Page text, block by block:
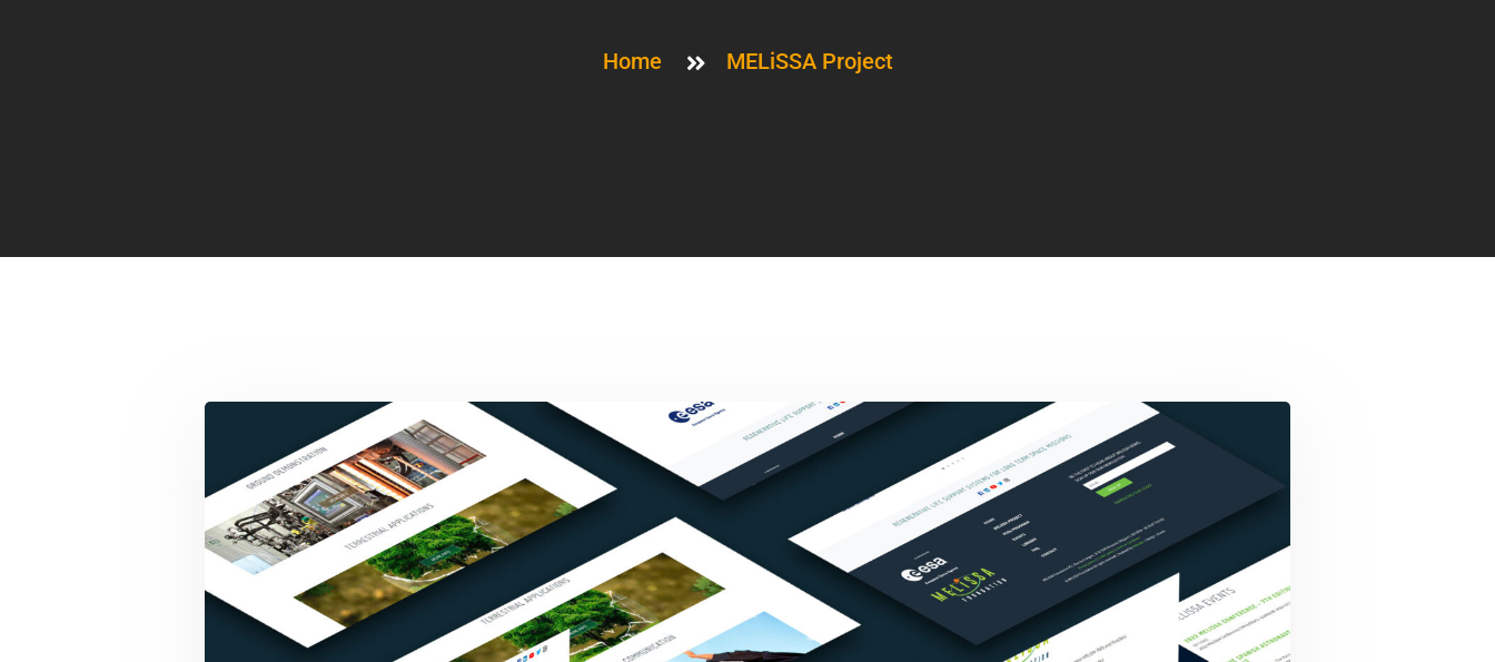
Home MELiSSA Project